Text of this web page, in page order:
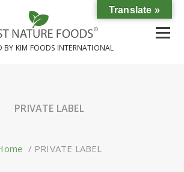
BY KIM FOODS INTERNATIONAL
PRIVATE LABEL
/ PRIVATE LABEL
Translate »